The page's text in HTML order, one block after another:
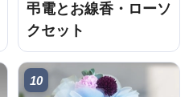
弔電とお線香・ローソ
クセット
10